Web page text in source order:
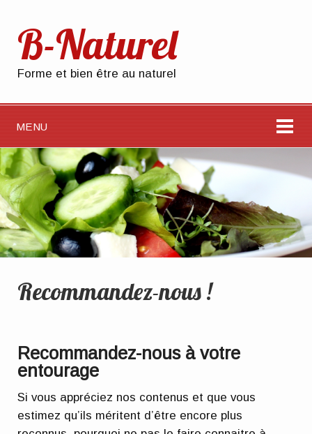
B-Naturel
Forme et bien être au naturel
MENU
Recommandez-nous !
Recommandez-nous à votre
entourage
Si vous appréciez nos contenus et que vous
estimez qu’ils méritent d’être encore plus